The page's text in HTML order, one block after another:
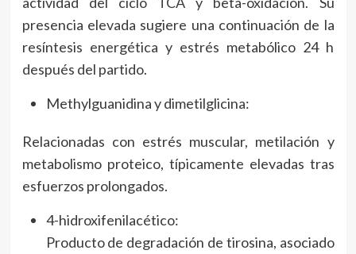
presencia elevada sugiere una continuación de la
resíntesis energética y estrés metabólico 24 h
después del partido.
Methylguanidina y dimetilglicina:
Relacionadas con estrés muscular, metilación y
metabolismo proteico, típicamente elevadas tras
esfuerzos prolongados.
4-hidroxifenilacético:
Producto de degradación de tirosina, asociado